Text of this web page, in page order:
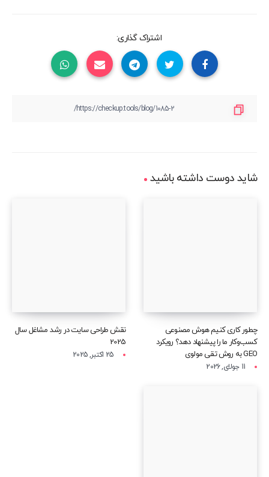
اشتراک گذاری:
شاید دوست داشته باشید
چطور کاری کنیم هوش مصنوعی
کسب‌وکار ما را پیشنهاد دهد؟ رویکرد
GEO به روش تقی مولوی
11 جولای, 2026
نقش طراحی سایت در رشد مشاغل سال
2025
25 اکتبر, 2025